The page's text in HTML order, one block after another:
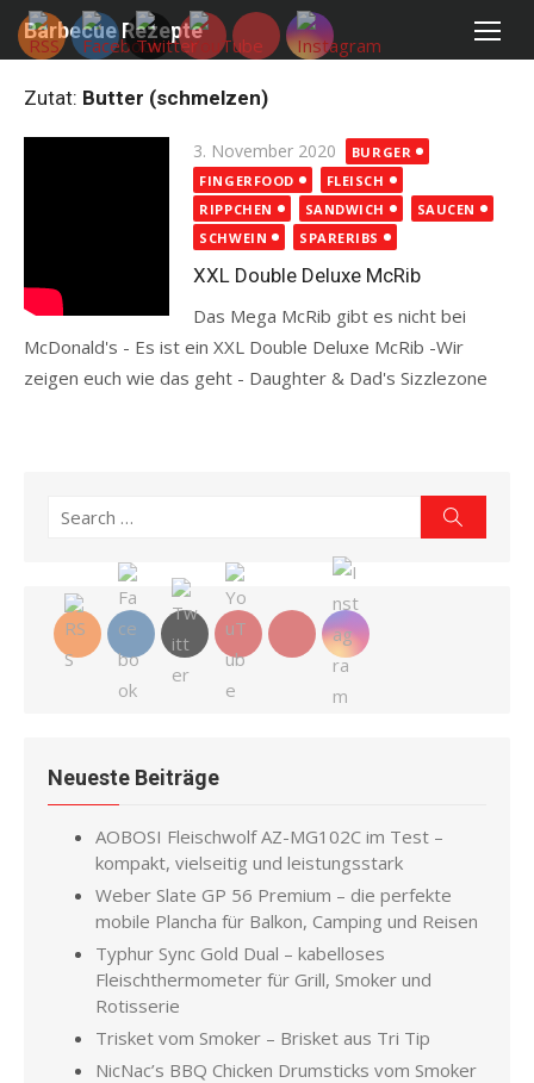
Skip
Barbecue Rezepte
Zutat: Butter (schmelzen)
Posted
on
3. November 2020
BURGER
FINGERFOOD
FLEISCH
RIPPCHEN
SANDWICH
SAUCEN
SCHWEIN
SPARERIBS
XXL Double Deluxe McRib
Das Mega McRib gibt es nicht bei
McDonald's - Es ist ein XXL Double Deluxe McRib -Wir
zeigen euch wie das geht - Daughter & Dad's Sizzlezone
Search
Neueste Beiträge
AOBOSI Fleischwolf AZ-MG102C im Test –
kompakt, vielseitig und leistungsstark
Weber Slate GP 56 Premium – die perfekte
mobile Plancha für Balkon, Camping und Reisen
Typhur Sync Gold Dual – kabelloses
Fleischthermometer für Grill, Smoker und
Rotisserie
Trisket vom Smoker – Brisket aus Tri Tip
NicNac’s BBQ Chicken Drumsticks vom Smoker